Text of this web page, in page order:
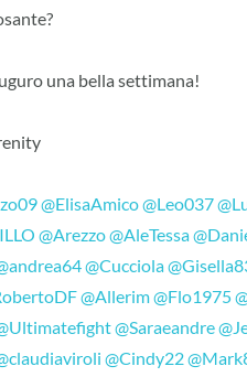
una bella settimana!
@ElisaAmico@Leo037
@Arezzo@AleTessa
@Cucciola
@Allerim@Flo1975
@Saraeandre
@Cindy22